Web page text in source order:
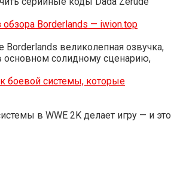
Borderlands — iwion.top
Borderlands великолепная озвучка,
основном солидному сценарию,
боевой системы, которые
в WWE 2K делает игру — и это